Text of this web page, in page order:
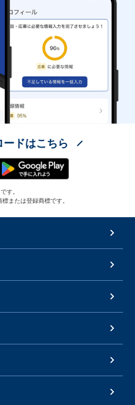
ドはこちら
す。
または登録商標です。